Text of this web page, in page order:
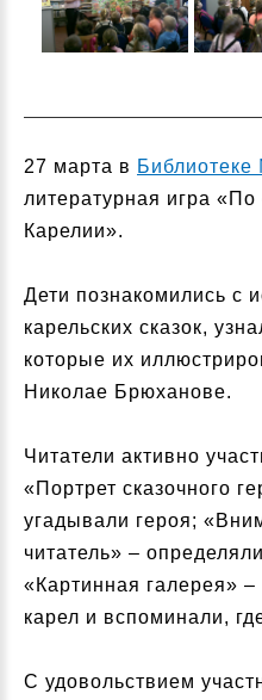
27 марта в
литературная игра
Карелии».
Дети познакомились с
карельских сказок,
которые их
Николае Брюханове.
Читатели активно
«Портрет сказочного
угадывали героя;
читатель» –
«Картинная галерея»
карел и вспоминали,
С удовольствием